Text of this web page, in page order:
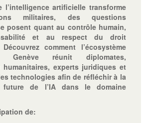
l’intelligence artificielle transforme
militaires, des questions
posent quant au contrôle humain,
et au respect du droit
comment l’écosystème
réunit diplomates,
humanitaires, experts juridiques et
technologies afin de réfléchir à la
future de l’IA dans le domaine
de: